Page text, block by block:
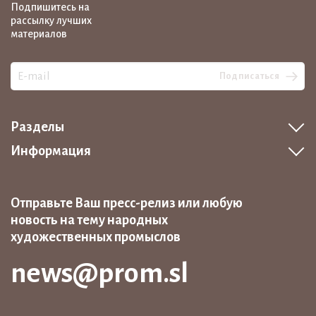
Подпишитесь на
рассылку лучших
материалов
Подписаться
Разделы
Информация
Отправьте Ваш пресс-релиз или любую
новость на тему народных
художественных промыслов
news@prom.sl